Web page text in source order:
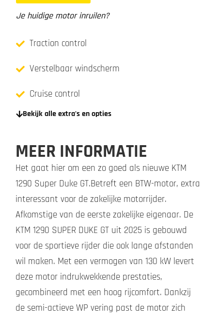
Je huidige motor inruilen?
Traction control
Verstelbaar windscherm
Cruise control
Bekijk alle extra's en opties
MEER INFORMATIE
Het gaat hier om een zo goed als nieuwe KTM
1290 Super Duke GT.Betreft een BTW-motor, extra
interessant voor de zakelijke motorrijder.
Afkomstige van de eerste zakelijke eigenaar. De
KTM 1290 SUPER DUKE GT uit 2025 is gebouwd
voor de sportieve rijder die ook lange afstanden
wil maken. Met een vermogen van 130 kW levert
deze motor indrukwekkende prestaties,
gecombineerd met een hoog rijcomfort. Dankzij
de semi-actieve WP vering past de motor zich